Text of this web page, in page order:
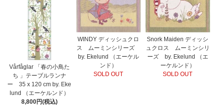
Vårfåglar 「春の小鳥た
ち 」テーブルランナ
ー 35 x 120 cm by. Eke
lund （エーケルンド）
8,800円(税込)
WINDY ディッシュクロ
ス ムーミンシリーズ
by. Ekelund （エーケル
ンド）
SOLD OUT
Snork Maiden ディッシ
ュクロス ムーミンシリ
ーズ by. Ekelund （エ
ーケルンド）
SOLD OUT